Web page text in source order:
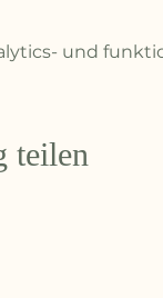
und
teilen